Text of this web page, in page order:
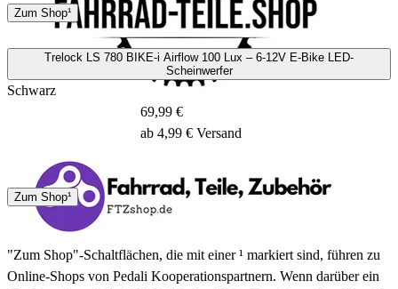
DHL
GLS
3 - 5 Tage
Zum Shop¹
Trelock LS 780 BIKE-i Airflow 100 Lux – 6-12V E-Bike LED-
Scheinwerfer
Schwarz
2 - 3 Tage
69,99 €
ab 4,99 € Versand
Zum Shop¹
"Zum Shop"-Schaltflächen, die mit einer ¹ markiert sind, führen zu
Online-Shops von Pedali Kooperationspartnern. Wenn darüber ein